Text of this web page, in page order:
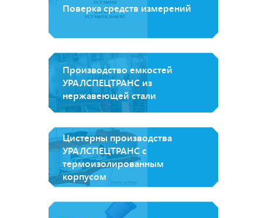
Поверка средств измерений
Производство емкостей
УРАЛСПЕЦТРАНС из
нержавеющей стали
Цистерны производства
УРАЛСПЕЦТРАНС с
термоизолированным
корпусом